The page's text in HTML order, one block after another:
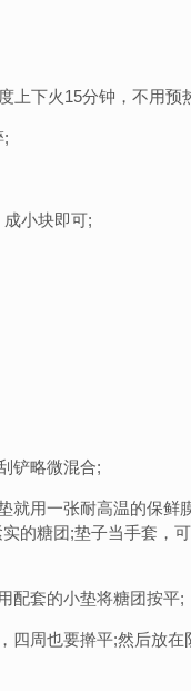
上下火15分钟，不用预
;
小块即可;
铲略微混合;
用一张耐高温的保鲜
的糖团;垫子当手套，
套的小垫将糖团按平;
周也要擀平;然后放在